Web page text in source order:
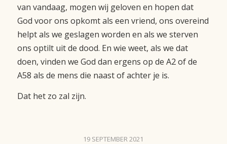
van vandaag, mogen wij geloven en hopen dat
God voor ons opkomt als een vriend, ons overeind
helpt als we geslagen worden en als we sterven
ons optilt uit de dood. En wie weet, als we dat
doen, vinden we God dan ergens op de A2 of de
A58 als de mens die naast of achter je is.
Dat het zo zal zijn.
19 SEPTEMBER 2021